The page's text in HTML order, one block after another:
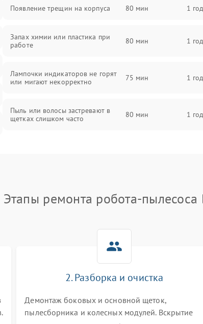
Появление трещин на корпуса 80 мин 1 год
Запах химии или пластика при
работе
80 мин 1 год
Лампочки индикаторов не горят
или мигают некорректно
75 мин 1 год
Пыль или волосы застревают в
щетках слишком часто
80 мин 1 год
Этапы ремонта робота-пылесоса
2. Разборка и очистка
Демонтаж боковых и основной щеток,
пылесборника и колесных модулей. Вскрытие